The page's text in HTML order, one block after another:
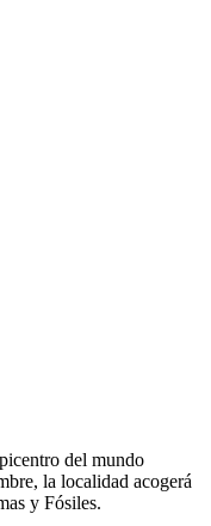
del mundo
la localidad acogerá
y Fósiles.